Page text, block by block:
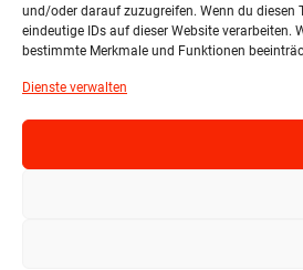
und/oder darauf zuzugreifen. Wenn du diesen
eindeutige IDs auf dieser Website
bestimmte Merkmale und Funktionen
Dienste verwalten